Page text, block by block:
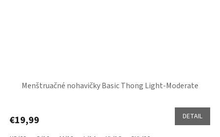
Menštruačné nohavičky Basic Thong Light-Moderate
€19,99 DETAIL